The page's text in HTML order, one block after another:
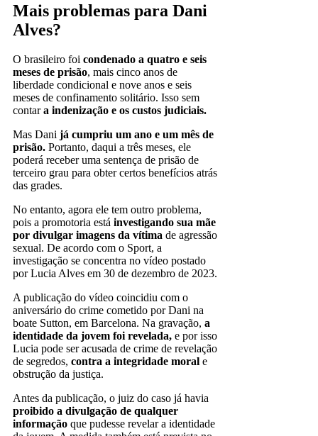
Mais problemas para Dani
Alves?
O brasileiro foi condenado a quatro e seis
meses de prisão, mais cinco anos de
liberdade condicional e nove anos e seis
meses de confinamento solitário. Isso sem
contara indenização e os custos judiciais.
Mas Dani já cumpriu um ano e um mês de
prisão. Portanto, daqui a três meses, ele
poderá receber uma sentença de prisão de
terceiro grau para obter certos benefícios atrás
das grades.
No entanto, agora ele tem outro problema,
pois a promotoria está investigando sua mãe
por divulgar imagens da vítima de agressão
sexual. De acordo com o Sport, a
investigação se concentra no vídeo postado
por Lucia Alves em 30 de dezembro de 2023.
A publicação do vídeo coincidiu com o
aniversário do crime cometido por Dani na
boate Sutton, em Barcelona. Na gravação, a
identidade da jovem foi revelada, e por isso
Lucia pode ser acusada de crime de revelação
de segredos, contra a integridade moral e
obstrução da justiça.
Antes da publicação, o juiz do caso já havia
proibido a divulgação de qualquer
informação que pudesse revelar a identidade